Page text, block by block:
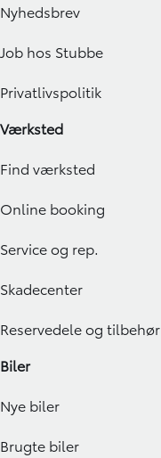
Nyhedsbrev
Job hos Stubbe
Privatlivspolitik
Værksted
Find værksted
Online booking
Service og rep.
Skadecenter
Reservedele og tilbehør
Biler
Nye biler
Brugte biler